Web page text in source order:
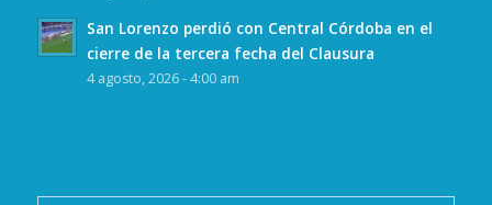
San Lorenzo perdió con Central Córdoba en el
cierre de la tercera fecha del Clausura
4 agosto, 2026 - 4:00 am